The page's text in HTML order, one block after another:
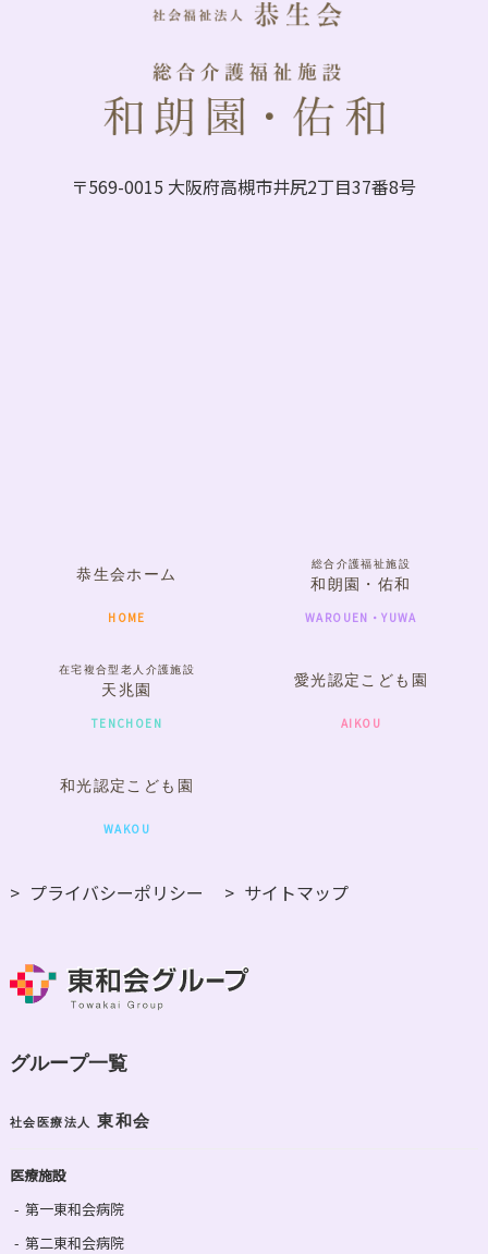
〒569-0015 大阪府高槻市井尻2丁目37番8号
恭生会ホーム
HOME
総合介護福祉施設
和朗園・佑和
WAROUEN・YUWA
在宅複合型老人介護施設
天兆園
TENCHOEN
愛光認定こども園
AIKOU
和光認定こども園
WAKOU
プライバシーポリシー サイトマップ
グループ一覧
社会医療法人 東和会
医療施設
第一東和会病院
第二東和会病院